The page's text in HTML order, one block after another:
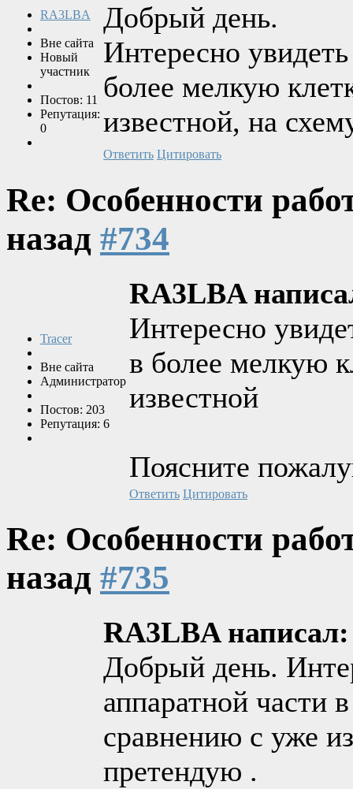
RA3LBA
Вне сайта
Новый
участник
Постов: 11
Репутация:
0
Добрый день.
Интересно
более мелкую
известной, на
Ответить Цитировать
Re: Особенности
назад #734
Tracer
Вне сайта
Администратор
Постов: 203
Репутация: 6
RA3LBA
Интересно
в более мелкую
известной
Поясните
Ответить Цитировать
Re: Особенности
назад #735
RA3LBA написал:
Добрый день.
аппаратной части
сравнению с уже
претендую .